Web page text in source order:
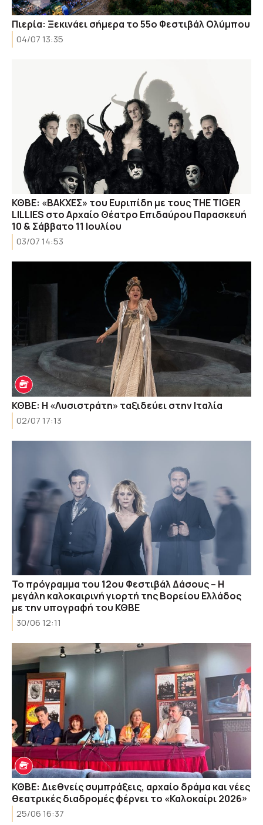
Πιερία: Ξεκινάει σήμερα το 55ο Φεστιβάλ Ολύμπου
04/07 13:35
ΚΘΒΕ: «ΒΑΚΧΕΣ» του Ευριπίδη με τους THE TIGER
LILLIES στο Αρχαίο Θέατρο Επιδαύρου Παρασκευή
10 & Σάββατο 11 Ιουλίου
03/07 14:53
ΚΘΒΕ: Η «Λυσιστράτη» ταξιδεύει στην Ιταλία
02/07 17:13
Το πρόγραμμα του 12ου Φεστιβάλ Δάσους – Η
μεγάλη καλοκαιρινή γιορτή της Βορείου Ελλάδος
με την υπογραφή του ΚΘΒΕ
30/06 12:11
ΚΘΒΕ: Διεθνείς συμπράξεις, αρχαίο δράμα και νέες
θεατρικές διαδρομές φέρνει το «Καλοκαίρι 2026»
25/06 16:37